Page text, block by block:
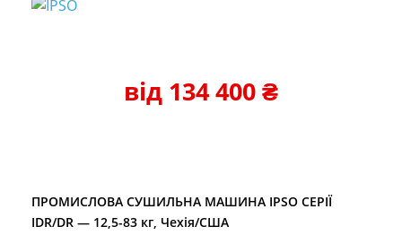
від 134 400₴
ПРОМИСЛОВА СУШИЛЬНА МАШИНА IPSO СЕРІЇ
IDR/DR — 12,5-83 кг, Чехія/США